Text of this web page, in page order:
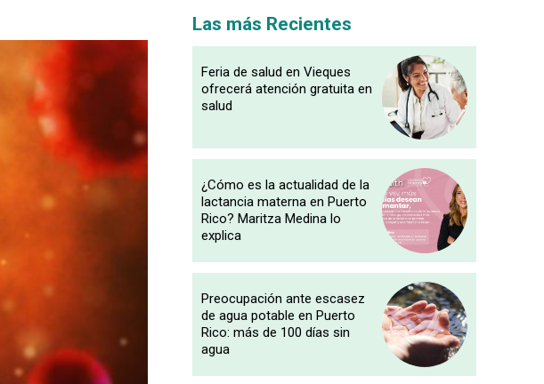
Las más Recientes
Feria de salud en Vieques
ofrecerá atención gratuita en
salud
¿Cómo es la actualidad de la
lactancia materna en Puerto
Rico? Maritza Medina lo
explica
Preocupación ante escasez
de agua potable en Puerto
Rico: más de 100 días sin
agua